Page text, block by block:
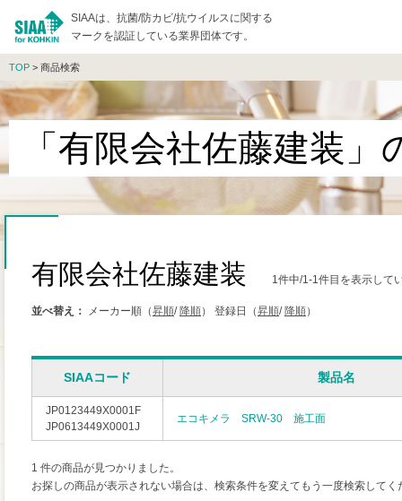
SIAAは、抗菌/防カビ/抗ウイルスに関する
マークを認証している業界団体です。
TOP > 商品検索
「有限会社佐藤建装」
有限会社佐藤建装 1件中/1-1件目を表示して
並べ替え： メーカー順（昇順/ 降順） 登録日（昇順/ 降順）
SIAAコード 製品名
JP0123449X0001F
JP0613449X0001J
エコキメラ SRW-30 施工面
1 件の商品が見つかりました。
お探しの商品が表示されない場合は、検索条件を変えてもう一度検索してく